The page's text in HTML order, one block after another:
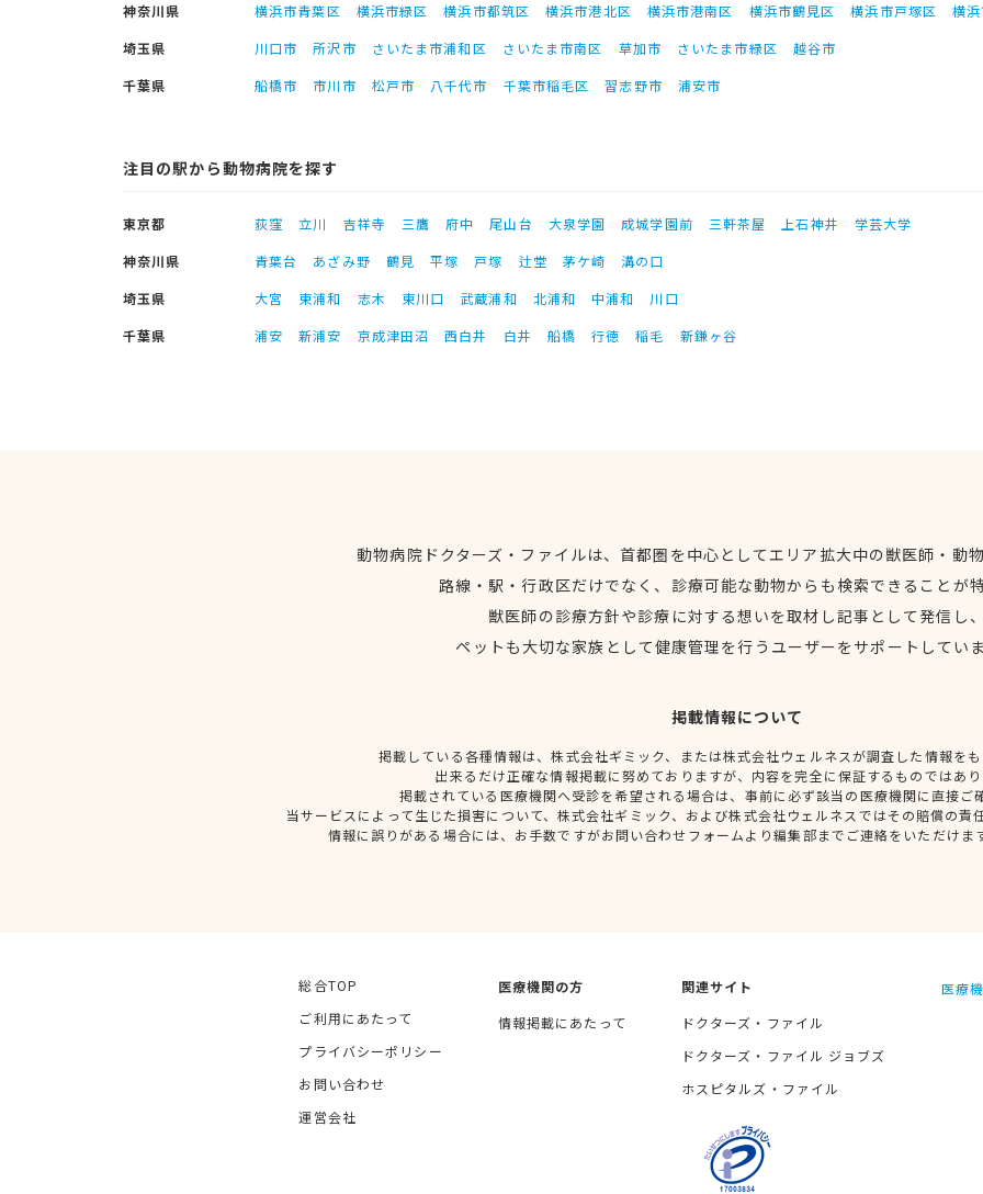
神奈川県
横浜市青葉区 横浜市緑区 横浜市都筑区 横浜市港北区 横浜市港南区 横浜市鶴見区 横浜市戸塚区
横
埼玉県
川口市 所沢市 さいたま市浦和区 さいたま市南区 草加市 さいたま市緑区
越谷市
千葉県
船橋市 市川市 松戸市 八千代市 千葉市稲毛区 習志野市 浦安市
注目の駅から動物病院を探す
東京都 荻窪 立川 吉祥寺 三鷹 府中 尾山台 大泉学園 成城学園前 三軒茶屋 上石神井
学芸大学
神奈川県
青葉台 あざみ野 鶴見 平塚 戸塚 辻堂 茅ケ崎
溝の口
埼玉県
大宮 東浦和 志木 東川口 武蔵浦和 北浦和 中浦和
川口
千葉県
浦安 新浦安 京成津田沼 西白井 白井 船橋 行徳 稲毛 新鎌ヶ谷
動物病院ドクターズ・ファイルは、首都圏を中心としてエリア拡大中の獣医師・動
路線・駅・行政区だけでなく、診療可能な動物からも検索できることが
獣医師の診療方針や診療に対する想いを取材し記事として発信し
ペットも大切な家族として健康管理を行うユーザーをサポートしてい
掲載情報について
掲載している各種情報は、株式会社ギミック、または株式会社ウェルネスが調査した情報を
出来るだけ正確な情報掲載に努めておりますが、内容を完全に保証するものではあ
掲載されている医療機関へ受診を希望される場合は、事前に必ず該当の医療機関に直接ご
当サービスによって生じた損害について、株式会社ギミック、および株式会社ウェルネスではその賠償の責
情報に誤りがある場合には、お手数ですがお問い合わせフォームより編集部までご連絡をいただけま
総合TOP
ご利用にあたって
プライバシーポリシー
お問い合わせ
運営会社
医療機関の方
情報掲載にあたって
関連サイト
ドクターズ・ファイル
ドクターズ・ファイル ジョブズ
ホスピタルズ・ファイル
医療